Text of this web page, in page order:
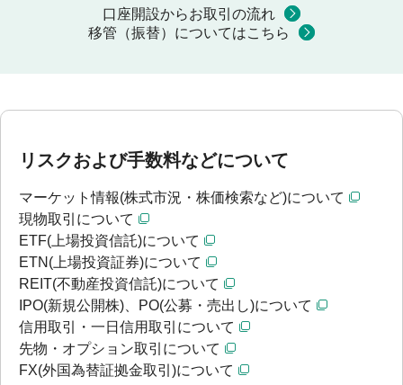
口座開設からお取引の流れ
移管（振替）についてはこちら
リスクおよび手数料などについて
マーケット情報(株式市況・株価検索など)について
現物取引について
ETF(上場投資信託)について
ETN(上場投資証券)について
REIT(不動産投資信託)について
IPO(新規公開株)、PO(公募・売出し)について
信用取引・一日信用取引について
先物・オプション取引について
FX(外国為替証拠金取引)について